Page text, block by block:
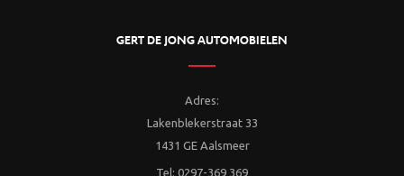
GERT DE JONG AUTOMOBIELEN
Adres:
Lakenblekerstraat 33
1431 GE Aalsmeer
Tel: 0297-369 369